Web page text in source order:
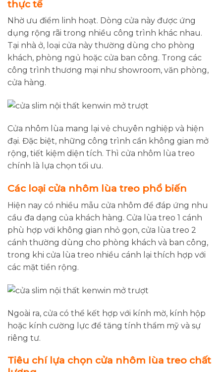
thực tế
Nhờ ưu điểm linh hoạt. Dòng cửa này được ứng
dụng rộng rãi trong nhiều công trình khác nhau.
Tại nhà ở, loại cửa này thường dùng cho phòng
khách, phòng ngủ hoặc cửa ban công. Trong các
công trình thương mại như showroom, văn phòng,
cửa hàng.
Cửa nhôm lùa mang lại vẻ chuyên nghiệp và hiện
đại. Đặc biệt, những công trình cần không gian mở
rộng, tiết kiệm diện tích. Thì cửa nhôm lùa treo
chính là lựa chọn tối ưu.
Các loại cửa nhôm lùa treo phổ biến
Hiện nay có nhiều mẫu cửa nhôm để đáp ứng nhu
cầu đa dạng của khách hàng. Cửa lùa treo 1 cánh
phù hợp với không gian nhỏ gọn, cửa lùa treo 2
cánh thường dùng cho phòng khách và ban công,
trong khi cửa lùa treo nhiều cánh lại thích hợp với
các mặt tiền rộng.
Ngoài ra, cửa có thể kết hợp với kính mờ, kính hộp
hoặc kính cường lực để tăng tính thẩm mỹ và sự
riêng tư.
Tiêu chí lựa chọn cửa nhôm lùa treo chất